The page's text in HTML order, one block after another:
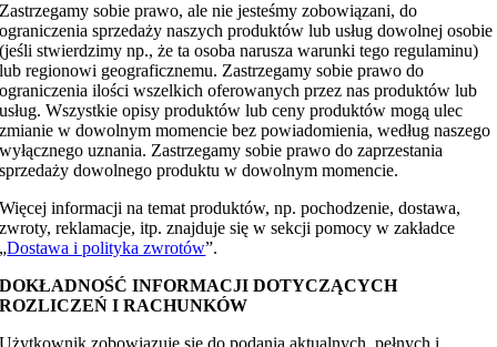
Zastrzegamy sobie prawo, ale nie jesteśmy zobowiązani, do
ograniczenia sprzedaży naszych produktów lub usług dowolnej osobie
(jeśli stwierdzimy np., że ta osoba narusza warunki tego regulaminu)
lub regionowi geograficznemu. Zastrzegamy sobie prawo do
ograniczenia ilości wszelkich oferowanych przez nas produktów lub
usług. Wszystkie opisy produktów lub ceny produktów mogą ulec
zmianie w dowolnym momencie bez powiadomienia, według naszego
wyłącznego uznania. Zastrzegamy sobie prawo do zaprzestania
sprzedaży dowolnego produktu w dowolnym momencie.
Więcej informacji na temat produktów, np. pochodzenie, dostawa,
zwroty, reklamacje, itp. znajduje się w sekcji pomocy w zakładce
„Dostawa i polityka zwrotów”.
DOKŁADNOŚĆ INFORMACJI DOTYCZĄCYCH
ROZLICZEŃ I RACHUNKÓW
Użytkownik zobowiązuje się do podania aktualnych, pełnych i